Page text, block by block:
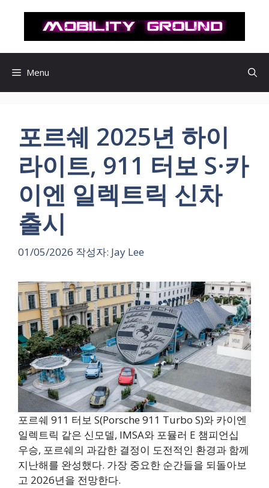
로
Menu
포르쉐 2025년 하이
라이트, 911 터보 S·카
이엔 일렉트릭 신차
출시
01/05/2026 작성자: Jay Lee
포르쉐 911 터보 S(Porsche 911 Turbo S)와 카이엔
일렉트릭 같은 신모델, IMSA와 포뮬러 E 챔피언십
우승, 포르쉐의 과감한 결정이 도전적인 환경과 함께
지난해를 완성했다. 가장 중요한 순간들을 되돌아보
고 2026년을 전망한다.